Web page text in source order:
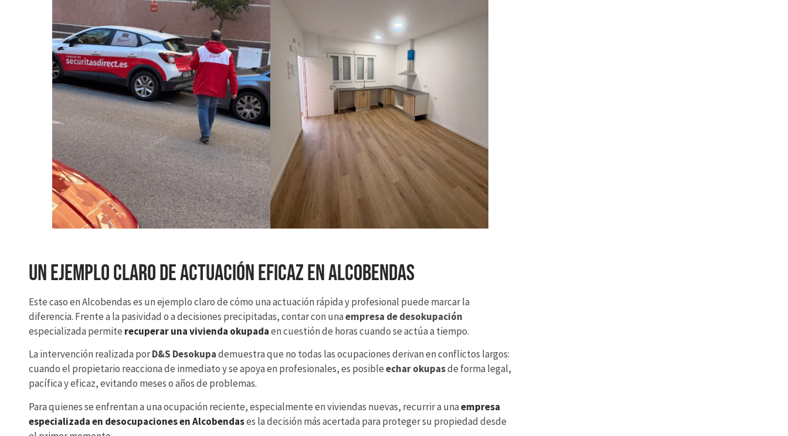
Un ejemplo claro de actuación eficaz en Alcobendas
Este caso en Alcobendas es un ejemplo claro de cómo una actuación rápida y profesional puede marcar la
diferencia. Frente a la pasividad o a decisiones precipitadas, contar con unaempresa de desokupación
especializada permite recuperar una vivienda okupadaen cuestión de horas cuando se actúa a tiempo.
La intervención realizada porD&S Desokupademuestra que no todas las ocupaciones derivan en conflictos largos:
cuando el propietario reacciona de inmediato y se apoya en profesionales, es posibleechar okupasde forma legal,
pacífica y eficaz, evitando meses o años de problemas.
Para quienes se enfrentan a una ocupación reciente, especialmente en viviendas nuevas, recurrir a unaempresa
especializada en desocupaciones en Alcobendases la decisión más acertada para proteger su propiedad desde